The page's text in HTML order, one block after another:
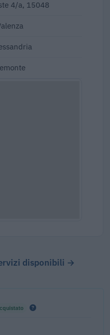
4/a, 15048
disponibili →